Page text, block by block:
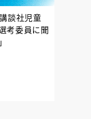
談社児童
考委員に聞